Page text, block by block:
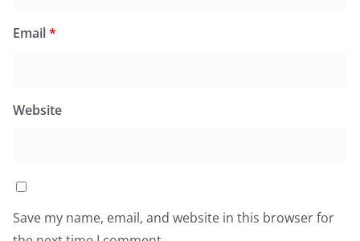
Email*
Website
Save my name, email, and website in this browser for